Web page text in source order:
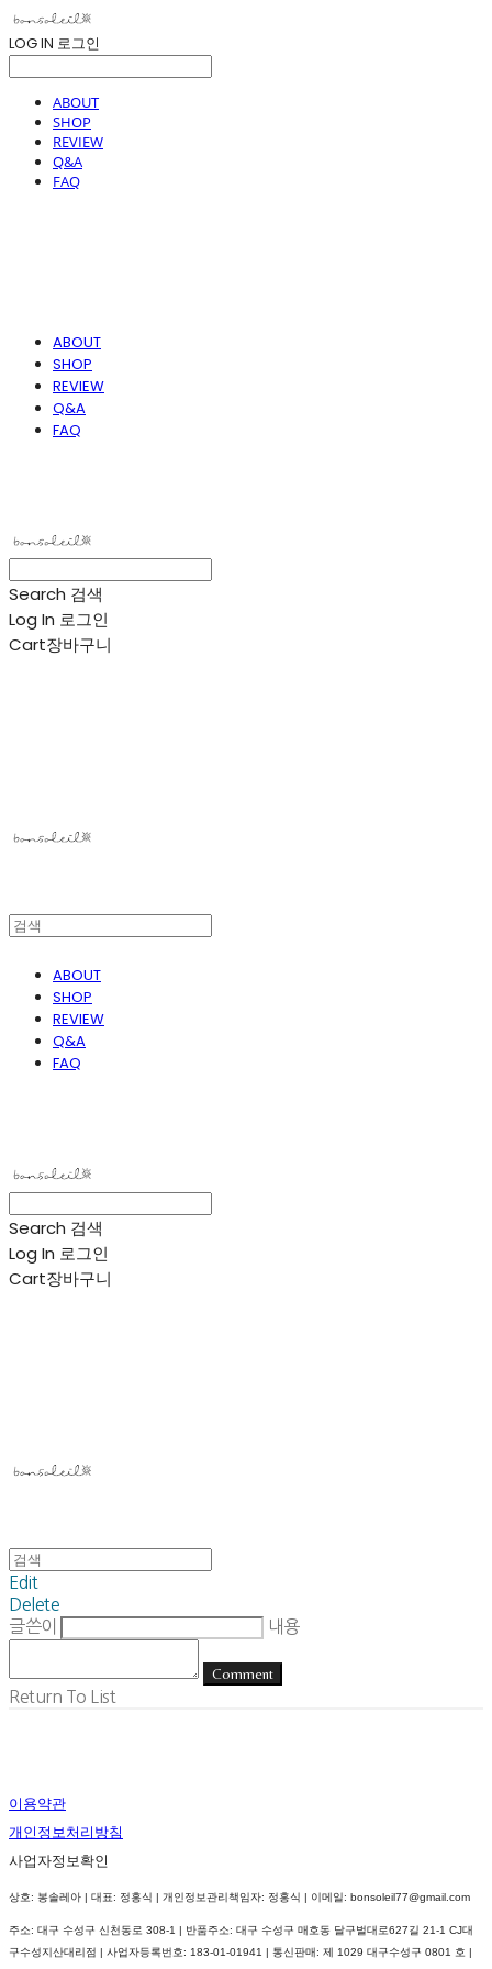
LOG IN 로그인
ABOUT
SHOP
REVIEW
Q&A
FAQ
ABOUT
SHOP
REVIEW
Q&A
FAQ
Search 검색
Log In 로그인
Cart장바구니
ABOUT
SHOP
REVIEW
Q&A
FAQ
Search 검색
Log In 로그인
Cart장바구니
Edit
Delete
글쓴이
내용
Comment
Return To List
이용약관
개인정보처리방침
사업자정보확인
상호: 봉솔레아 | 대표: 정홍식 | 개인정보관리책임자: 정홍식 | 이메일: bonsoleil77@gmail.com
주소: 대구 수성구 신천동로 308-1 | 반품주소: 대구 수성구 매호동 달구벌대로627길 21-1 CJ대
구수성지산대리점 | 사업자등록번호: 183-01-01941 | 통신판매: 제 1029 대구수성구 0801 호 |